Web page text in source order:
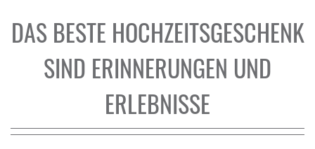
DAS BESTE HOCHZEITSGESCHENK
SIND ERINNERUNGEN UND
ERLEBNISSE